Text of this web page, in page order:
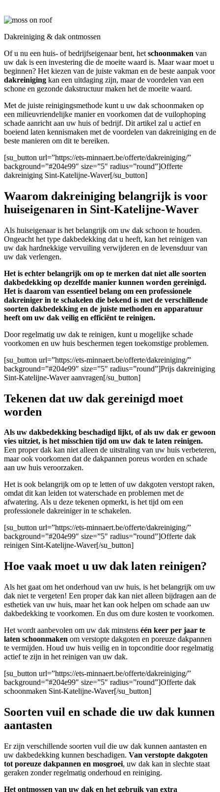
Dakreiniging & dak ontmossen
Of u nu een huis- of bedrijfseigenaar bent, het schoonmaken van
uw dak is een investering die de moeite waard is. Maar waar moet u
beginnen? Het kiezen van de juiste vakman en de beste aanpak voor
dakreiniging kan een uitdaging zijn, maar de voordelen van een
schone en gezonde dakstructuur maken het de moeite waard.
Met de juiste reinigingsmethode kunt u uw dak schoonmaken op
een milieuvriendelijke manier en voorkomen dat de vuilophoping
schade aanricht aan uw huis of bedrijf. Dit artikel zal u actief en
boeiend laten kennismaken met de voordelen van dakreiniging en de
beste manieren om dit te bereiken.
[su_button url=”https://ets-minnaert.be/offerte/dakreiniging/”
background=”#204e99″ size=”5″ radius=”round”]Offerte
dakreiniging Sint-Katelijne-Waver[/su_button]
Waarom dakreiniging belangrijk is voor
huiseigenaren in Sint-Katelijne-Waver
Als huiseigenaar is het belangrijk om uw dak schoon te houden.
Ongeacht het type dakbedekking dat u heeft, kan het reinigen van
uw dak hardnekkige vervuiling verwijderen en de levensduur van
uw dak verlengen.
Het is echter belangrijk om op te merken dat niet alle soorten
dakbedekking op dezelfde manier kunnen worden gereinigd.
Het is daarom van essentieel belang om een professionele
dakreiniger in te schakelen die bekend is met de verschillende
soorten dakbedekking en de juiste methoden en apparatuur
heeft om uw dak veilig en efficiënt te reinigen.
Door regelmatig uw dak te reinigen, kunt u mogelijke schade
voorkomen en uw huis beschermen tegen toekomstige problemen.
[su_button url=”https://ets-minnaert.be/offerte/dakreiniging/”
background=”#204e99″ size=”5″ radius=”round”]Prijs dakreiniging
Sint-Katelijne-Waver aanvragen[/su_button]
Tekenen dat uw dak gereinigd moet
worden
Als uw dakbedekking beschadigd lijkt, of als uw dak er gewoon
vies uitziet, is het misschien tijd om uw dak te laten reinigen.
Een proper dak kan niet alleen de uitstraling van uw huis verbeteren,
maar ook voorkomen dat de dakpannen poreus worden en schade
aan uw huis veroorzaken.
Het is ook belangrijk om op te letten of uw dakgoten verstopt raken,
omdat dit kan leiden tot waterschade en problemen met de
afwatering. Als u deze tekenen opmerkt, is het tijd om een
professionele dakreiniger in te schakelen.
[su_button url=”https://ets-minnaert.be/offerte/dakreiniging/”
background=”#204e99″ size=”5″ radius=”round”]Offerte dak
reinigen Sint-Katelijne-Waver[/su_button]
Hoe vaak moet u uw dak laten reinigen?
Als het gaat om het onderhoud van uw huis, is het belangrijk om uw
dak niet te vergeten! Een proper dak kan niet alleen bijdragen aan de
esthetiek van uw huis, maar het kan ook helpen om schade aan uw
dakbedekking te voorkomen. En dus om dure kosten te voorkomen.
Het wordt aanbevolen om uw dak minstens één keer per jaar te
laten schoonmaken om verstopte dakgoten en poreuze dakpannen
te vermijden. Houd uw huis veilig en in topconditie door regelmatig
actief te zijn in het reinigen van uw dak.
[su_button url=”https://ets-minnaert.be/offerte/dakreiniging/”
background=”#204e99″ size=”5″ radius=”round”]Offerte dak
schoonmaken Sint-Katelijne-Waver[/su_button]
Soorten vuil en schade die uw dak kunnen
aantasten
Er zijn verschillende soorten vuil die uw dak kunnen aantasten en
uw dakbedekking kunnen beschadigen. Van verstopte dakgoten
tot poreuze dakpannen en mosgroei, uw dak kan in slechte staat
geraken zonder regelmatig onderhoud en reiniging.
Het ontmossen van uw dak en het gebruik van extra